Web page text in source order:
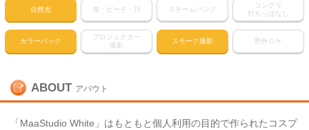
自然光 海・ビーチ・川 スチームパンク
コンクリ
打ちっぱなし
カラーパック
プロジェクター
撮影
スモーク撮影 野外ロケ
ABOUT アバウト
「MaaStudio White」はもともと個人利用の目的で作られたコスプ